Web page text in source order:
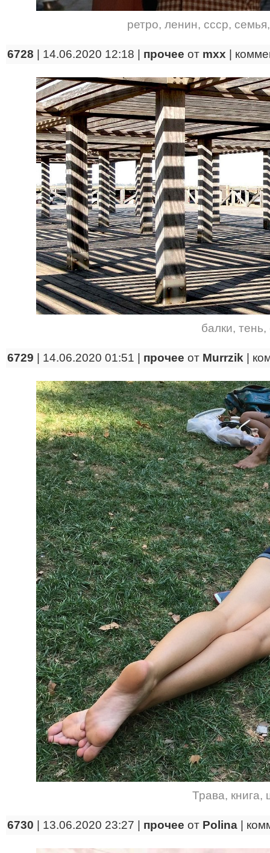
ретро, ленин, ссср, семья
6728 | 14.06.2020 12:18 | прочее от mxx
балки, тень,
6729 | 14.06.2020 01:51 | прочее от Murrzik
Трава, книга,
6730 | 13.06.2020 23:27 | прочее от Polina